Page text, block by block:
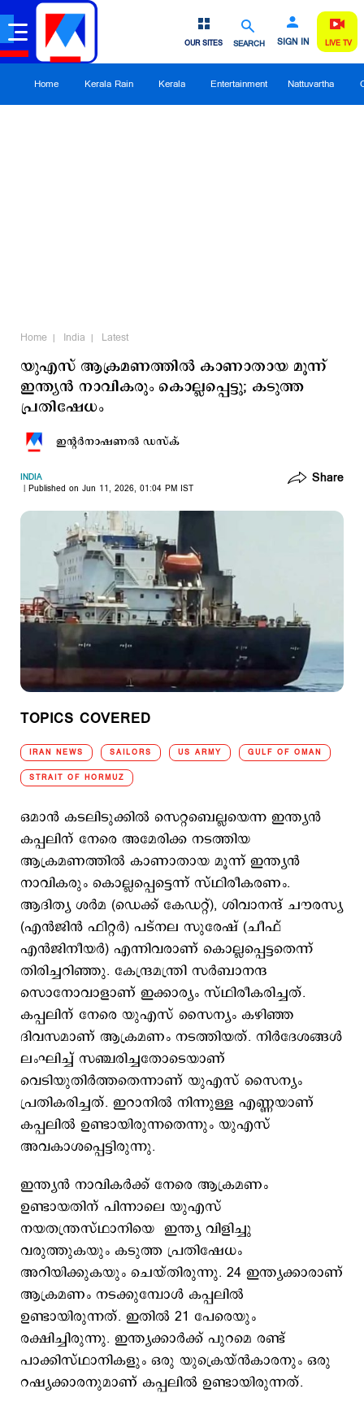
SEARCH SIGN IN
OUR SITES LIVE TV
Home Kerala Rain Kerala Entertainment Nattuvartha
Home India Latest
യുഎസ് ആക്രമണത്തില്‍ കാണാതായ മൂന്ന്
ഇന്ത്യന്‍ നാവികരും കൊല്ലപ്പെട്ടു; കടുത്ത
പ്രതിഷേധം
ഇന്‍റര്‍നാഷണല്‍ ഡസ്ക്
INDIA
Published on Jun 11, 2026, 01:04 PM IST
Share
TOPICS COVERED
IRAN NEWS SAILORS US ARMY GULF OF OMAN
STRAIT OF HORMUZ
ഒമാന്‍ കടലിടുക്കില്‍ സെറ്റബെല്ലയെന്ന ഇന്ത്യന്‍
കപ്പലിന് നേരെ അമേരിക്ക നടത്തിയ
ആക്രമണത്തില്‍ കാണാതായ മൂന്ന് ഇന്ത്യന്‍
നാവികരും കൊല്ലപ്പെട്ടെന്ന് സ്ഥിരീകരണം.
ആദിത്യ ശര്‍മ (ഡെക്ക് കേഡറ്റ്), ശിവാനന്ദ് ചൗരസ്യ
(എന്‍ജിന്‍ ഫിറ്റര്‍) പട്നല സുരേഷ് (ചീഫ്
എന്‍ജിനീയര്‍) എന്നിവരാണ് കൊല്ലപ്പെട്ടതെന്ന്
തിരിച്ചറിഞ്ഞു. കേന്ദ്രമന്ത്രി സര്‍ബാനന്ദ
സൊനോവാളാണ് ഇക്കാര്യം സ്ഥിരീകരിച്ചത്.
കപ്പലിന് നേരെ യുഎസ് സൈന്യം കഴിഞ്ഞ
ദിവസമാണ് ആക്രമണം നടത്തിയത്. നിര്‍ദേശങ്ങള്‍
ലംഘിച്ച് സഞ്ചരിച്ചതോടെയാണ്
വെടിയുതിര്‍ത്തതെന്നാണ് യുഎസ് സൈന്യം
പ്രതികരിച്ചത്. ഇറാനില്‍ നിന്നുള്ള എണ്ണയാണ്
കപ്പലില്‍ ഉണ്ടായിരുന്നതെന്നും യുഎസ്
അവകാശപ്പെട്ടിരുന്നു.
ഇന്ത്യന്‍ നാവികര്‍ക്ക് നേരെ ആക്രമണം
ഉണ്ടായതിന് പിന്നാലെ യുഎസ്
നയതന്ത്രസ്ഥാനിയെ ഇന്ത്യ വിളിച്ചു
വരുത്തുകയും കടുത്ത പ്രതിഷേധം
അറിയിക്കുകയും ചെയ്തിരുന്നു. 24 ഇന്ത്യക്കാരാണ്
ആക്രമണം നടക്കുമ്പോള്‍ കപ്പലില്‍
ഉണ്ടായിരുന്നത്. ഇതില്‍ 21 പേരെയും
രക്ഷിച്ചിരുന്നു. ഇന്ത്യക്കാര്‍ക്ക് പുറമെ രണ്ട്
പാക്കിസ്ഥാനികളും ഒരു യുക്രെയ്ന്‍കാരനും ഒരു
റഷ്യക്കാരനുമാണ് കപ്പലില്‍ ഉണ്ടായിരുന്നത്.